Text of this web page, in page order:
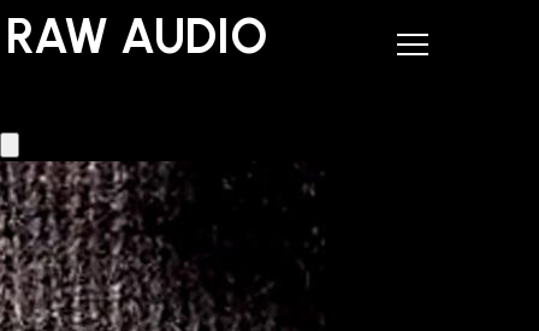
RAW AUDIO
RAW AUDIO